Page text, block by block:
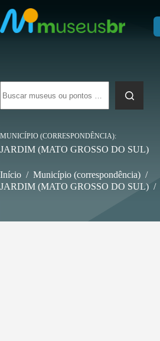
para
o
conteúdo
resultados
MUNICÍPIO (CORRESPONDÊNCIA)
JARDIM (MATO GROSSO DO SUL)
Início / Município (correspondência) /
JARDIM (MATO GROSSO DO SUL) /